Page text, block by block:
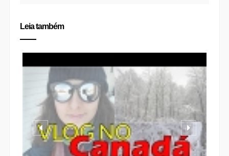
Leia também